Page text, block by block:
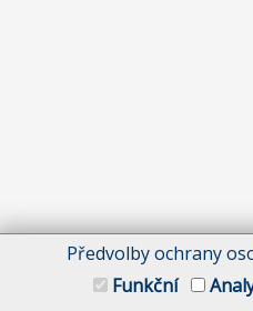
Předvolby ochrany
Funkční